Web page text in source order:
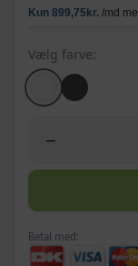
Vælg farve:
−
Betal med: